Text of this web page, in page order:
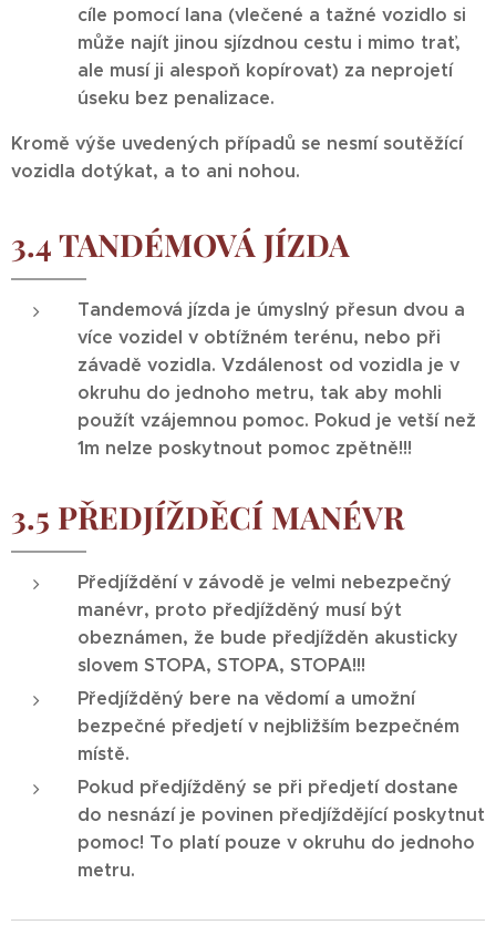
cíle pomocí lana (vlečené a tažné vozidlo si
může najít jinou sjízdnou cestu i mimo trať,
ale musí ji alespoň kopírovat) za neprojetí
úseku bez penalizace.
Kromě výše uvedených případů se nesmí soutěžící
vozidla dotýkat, a to ani nohou.
3.4 TANDÉMOVÁ JÍZDA
Tandemová jízda je úmyslný přesun dvou a
více vozidel v obtížném terénu, nebo při
závadě vozidla. Vzdálenost od vozidla je v
okruhu do jednoho metru, tak aby mohli
použít vzájemnou pomoc. Pokud je vetší než
1m nelze poskytnout pomoc zpětně!!!
3.5 PŘEDJÍŽDĚCÍ MANÉVR
Předjíždění v závodě je velmi nebezpečný
manévr, proto předjížděný musí být
obeznámen, že bude předjížděn akusticky
slovem STOPA, STOPA, STOPA!!!
Předjížděný bere na vědomí a umožní
bezpečné předjetí v nejbližším bezpečném
místě.
Pokud předjížděný se při předjetí dostane
do nesnází je povinen předjíždějící poskytnut
pomoc! To platí pouze v okruhu do jednoho
metru.